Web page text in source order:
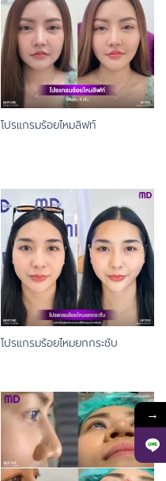
โปรแกรมร้อยไหมลิฟท์
โปรแกรมร้อยไหมยกกระชับ
→